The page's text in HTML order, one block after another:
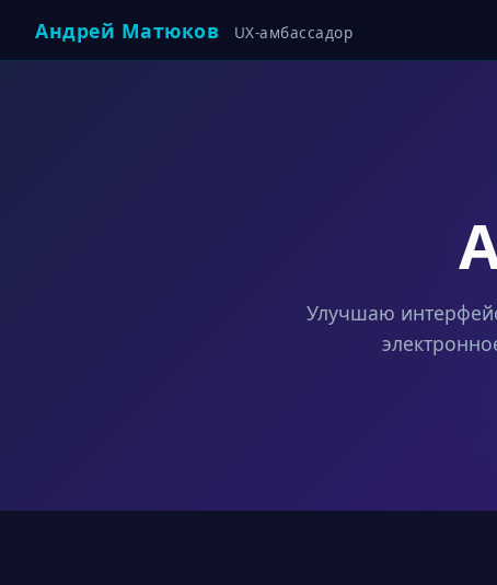
Андрей Матюков UX-амбассадор
Улучшаю